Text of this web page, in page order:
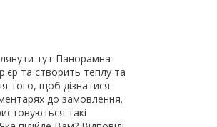
тут Панорамна
та створить теплу та
того, щоб дізнатися
до замовлення.
такі